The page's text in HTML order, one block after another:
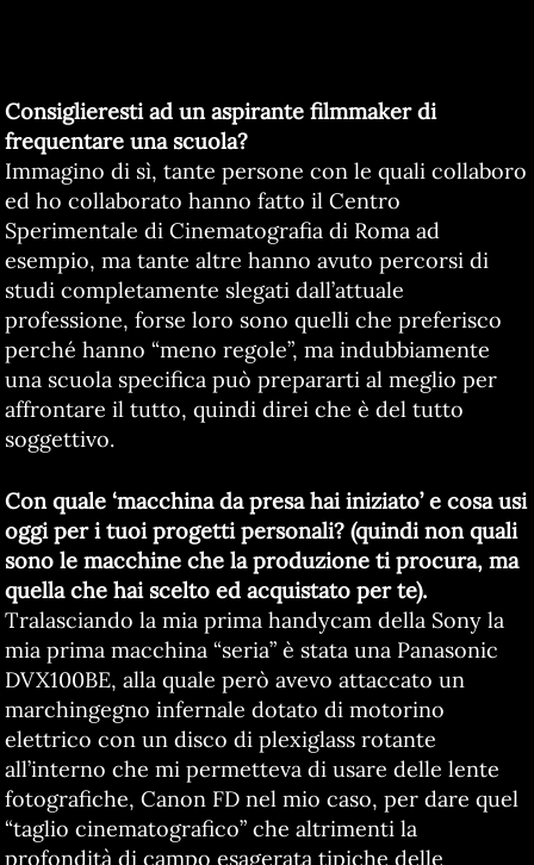
Consiglieresti ad un aspirante filmmaker di
frequentare una scuola?
Immagino di sì, tante persone con le quali collaboro
ed ho collaborato hanno fatto il Centro
Sperimentale di Cinematografia di Roma ad
esempio, ma tante altre hanno avuto percorsi di
studi completamente slegati dall’attuale
professione, forse loro sono quelli che preferisco
perché hanno “meno regole”, ma indubbiamente
una scuola specifica può prepararti al meglio per
affrontare il tutto, quindi direi che è del tutto
soggettivo.
Con quale ‘macchina da presa hai iniziato’ e cosa usi
oggi per i tuoi progetti personali? (quindi non quali
sono le macchine che la produzione ti procura, ma
quella che hai scelto ed acquistato per te).
Tralasciando la mia prima handycam della Sony la
mia prima macchina “seria” è stata una Panasonic
DVX100BE, alla quale però avevo attaccato un
marchingegno infernale dotato di motorino
elettrico con un disco di plexiglass rotante
all’interno che mi permetteva di usare delle lente
fotografiche, Canon FD nel mio caso, per dare quel
“taglio cinematografico” che altrimenti la
profondità di campo esagerata tipiche delle